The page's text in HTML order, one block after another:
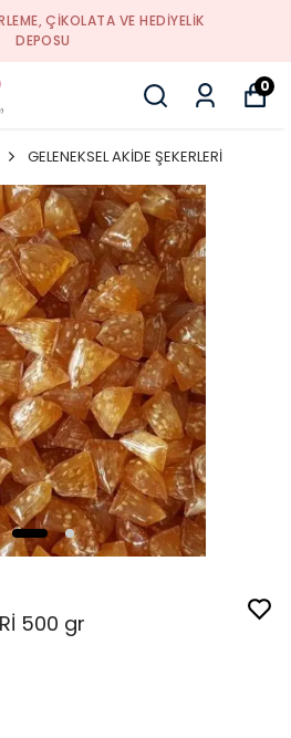
ÇIKOLATA VE HEDIYELIK
DEPOSU
0
GELENEKSEL AKİDE ŞEKERLERİ
500 gr